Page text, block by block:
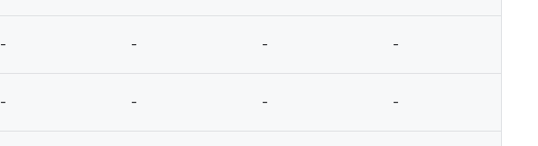
- - - -
- - - -